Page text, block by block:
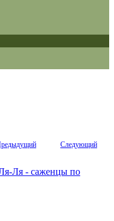
Следующий